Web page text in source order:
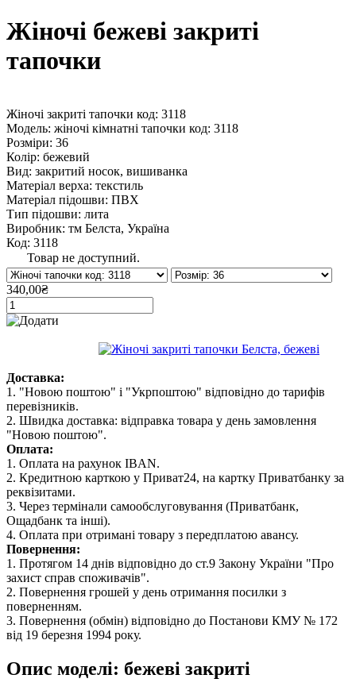
Жіночі бежеві закриті
тапочки
Жіночі закриті тапочки код: 3118
Модель: жіночі кімнатні тапочки код: 3118
Розміри: 36
Колір: бежевий
Вид: закритий носок, вишиванка
Матеріал верха: текстиль
Матеріал підошви: ПВХ
Тип підошви: лита
Виробник: тм Белста, Україна
Код: 3118
Товар не доступний.
340,00₴
Доставка:
1. "Новою поштою" і "Укрпоштою" відповідно до тарифів
перевізників.
2. Швидка доставка: відправка товара у день замовлення
"Новою поштою".
Оплата:
1. Оплата на рахунок IBAN.
2. Кредитною карткою у Приват24, на картку Приватбанку за
реквізитами.
3. Через термінали самообслуговування (Приватбанк,
Ощадбанк та інші).
4. Оплата при отримані товару з передплатою авансу.
Повернення:
1. Протягом 14 днів відповідно до ст.9 Закону України "Про
захист справ споживачів".
2. Повернення грошей у день отримання посилки з
поверненням.
3. Повернення (обмін) відповідно до Постанови КМУ № 172
від 19 березня 1994 року.
Опис моделі: бежеві закриті